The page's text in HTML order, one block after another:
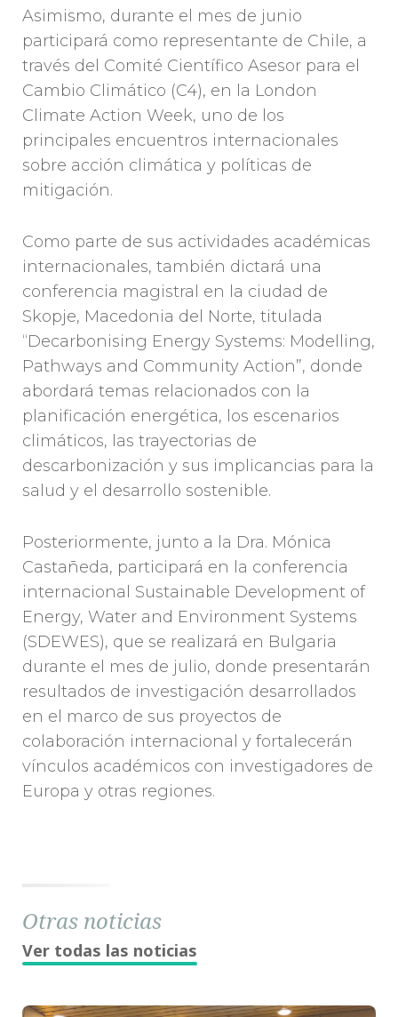
Asimismo, durante el mes de junio
participará como representante de Chile, a
través del Comité Científico Asesor para el
Cambio Climático (C4), en la London
Climate Action Week, uno de los
principales encuentros internacionales
sobre acción climática y políticas de
mitigación.
Como parte de sus actividades académicas
internacionales, también dictará una
conferencia magistral en la ciudad de
Skopje, Macedonia del Norte, titulada
“Decarbonising Energy Systems: Modelling,
Pathways and Community Action”, donde
abordará temas relacionados con la
planificación energética, los escenarios
climáticos, las trayectorias de
descarbonización y sus implicancias para la
salud y el desarrollo sostenible.
Posteriormente, junto a la Dra. Mónica
Castañeda, participará en la conferencia
internacional Sustainable Development of
Energy, Water and Environment Systems
(SDEWES), que se realizará en Bulgaria
durante el mes de julio, donde presentarán
resultados de investigación desarrollados
en el marco de sus proyectos de
colaboración internacional y fortalecerán
vínculos académicos con investigadores de
Europa y otras regiones.
Otras noticias
Ver todas las noticias